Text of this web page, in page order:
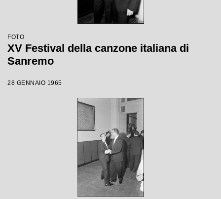
FOTO
XV Festival della canzone italiana di
Sanremo
28 GENNAIO 1965